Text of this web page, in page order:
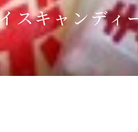
スキャンディ